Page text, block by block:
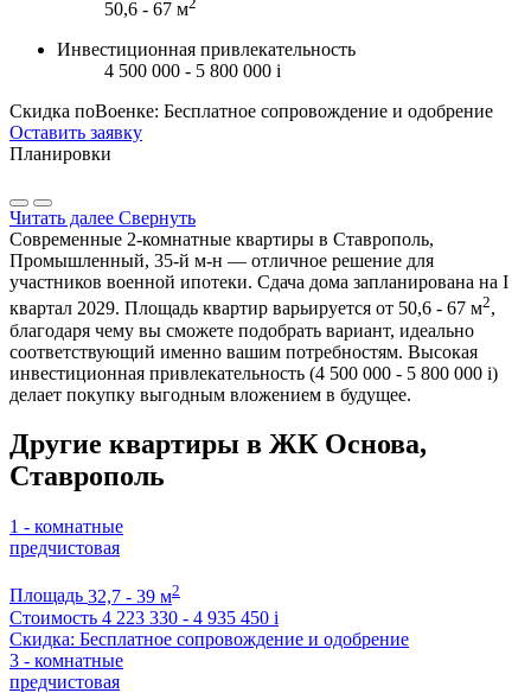
50,6 - 67 м
Инвестиционная привлекательность
4 500 000 - 5 800 000 i
Скидка поВоенке: Бесплатное сопровождение и одобрение
Оставить заявку
Планировки
Читать далее Свернуть
Современные 2-комнатные квартиры в Ставрополь,
Промышленный, 35-й м-н — отличное решение для
участников военной ипотеки. Сдача дома запланирована на I
квартал 2029. Площадь квартир варьируется от 50,6 - 67 м2,
благодаря чему вы сможете подобрать вариант, идеально
соответствующий именно вашим потребностям. Высокая
инвестиционная привлекательность (4 500 000 - 5 800 000 i)
делает покупку выгодным вложением в будущее.
Другие квартиры в ЖК Основа,
Ставрополь
1 - комнатные
предчистовая
Площадь 32,7 - 39 м2
Стоимость 4 223 330 - 4 935 450 i
Скидка: Бесплатное сопровождение и одобрение
3 - комнатные
предчистовая